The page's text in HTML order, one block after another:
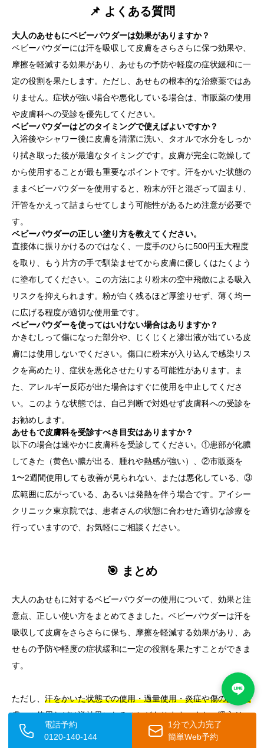
📌 よくある質問
大人のあせもにベビーパウダーは効果がありますか？
ベビーパウダーには汗を吸収して皮膚をさらさらに保つ効果や、
摩擦を軽減する効果があり、あせもの予防や軽度の症状緩和に一
定の役割を果たします。ただし、あせもの根本的な治療薬ではあ
りません。症状が強い場合や悪化している場合は、市販薬の使用
や皮膚科への受診を優先してください。
ベビーパウダーはどのタイミングで使えばよいですか？
入浴後やシャワー後に皮膚を清潔に洗い、タオルで水分をしっか
り拭き取った後が最適なタイミングです。皮膚が完全に乾燥して
から使用することが最も重要なポイントです。汗をかいた状態の
ままベビーパウダーを使用すると、粉末が汗と混ざって固まり、
汗管をかえって詰まらせてしまう可能性があるため注意が必要で
す。
ベビーパウダーの正しい塗り方を教えてください。
直接体に振りかけるのではなく、一度手のひらに500円玉大程度
を取り、もう片方の手で馴染ませてから皮膚に優しくはたくよう
に塗布してください。この方法により粉末の空中飛散による吸入
リスクを抑えられます。粉が白く残るほど厚塗りせず、薄く均一
に広げる程度が適切な使用量です。
ベビーパウダーを使ってはいけない場合はありますか？
かきむしって傷になった部分や、じくじくと滲出液が出ている皮
膚には使用しないでください。傷口に粉末が入り込んで感染リス
クを高めたり、症状を悪化させたりする可能性があります。ま
た、アレルギー反応が出た場合はすぐに使用を中止してくださ
い。このような状態では、自己判断で対処せず皮膚科への受診を
お勧めします。
あせもで皮膚科を受診すべき目安はありますか？
以下の場合は速やかに皮膚科を受診してください。①患部が化膿
してきた（黄色い膿が出る、腫れや熱感が強い）、②市販薬を
1〜2週間使用しても改善が見られない、または悪化している、③
広範囲に広がっている、あるいは発熱を伴う場合です。アイシー
クリニック東京院では、患者さんの状態に合わせた適切な診療を
行っていますので、お気軽にご相談ください。
🎯 まとめ
大人のあせもに対するベビーパウダーの使用について、効果と注
意点、正しい使い方をまとめてきました。ベビーパウダーは汗を
吸収して皮膚をさらさらに保ち、摩擦を軽減する効果があり、あ
せもの予防や軽度の症状緩和に一定の役割を果たすことができま
す。
ただし、 汗をかいた状態での使用・過量使用・炎症や傷のある皮
膚への使用などは逆効果になることがあります。また、吸入リス
クや特定部位への長期使用については注意が必要です。使用する
電話予約
0120-140-144
1分で入力完了
簡単Web予約